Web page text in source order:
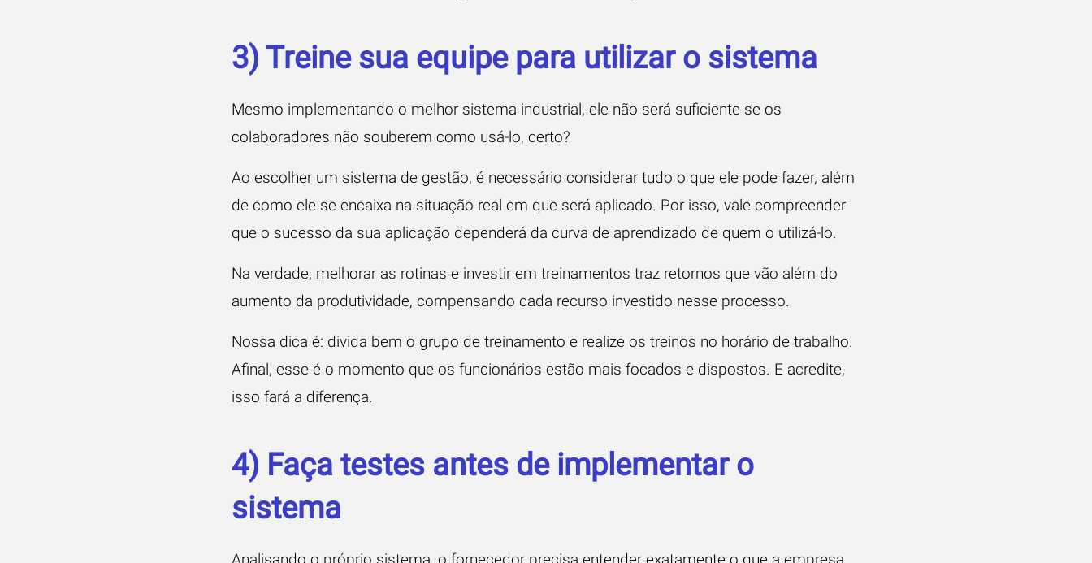
3) Treine sua equipe para utilizar o sistema
Mesmo implementando o melhor sistema industrial, ele não será suficiente se os
colaboradores não souberem como usá-lo, certo?
Ao escolher um sistema de gestão, é necessário considerar tudo o que ele pode fazer, além
de como ele se encaixa na situação real em que será aplicado. Por isso, vale compreender
que o sucesso da sua aplicação dependerá da curva de aprendizado de quem o utilizá-lo.
Na verdade, melhorar as rotinas e investir em treinamentos traz retornos que vão além do
aumento da produtividade, compensando cada recurso investido nesse processo.
Nossa dica é: divida bem o grupo de treinamento e realize os treinos no horário de trabalho.
Afinal, esse é o momento que os funcionários estão mais focados e dispostos. E acredite,
isso fará a diferença.
4) Faça testes antes de implementar o
sistema